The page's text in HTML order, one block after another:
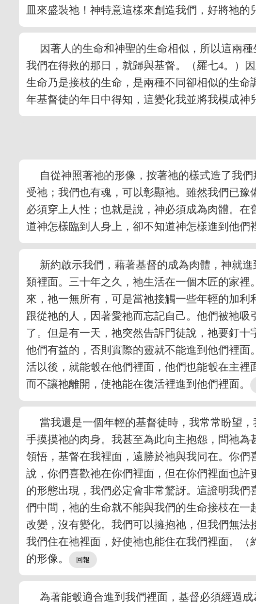
皿來盛裝祂！神特意這樣來創造我們，好將祂的
因著人的生命和神聖的生命相似，所以這兩
我們在得救的那日，就歸與基督。（羅七4。）
生命乃是接枝的生命，是兩種不同卻相似的生
年基督徒的年日中得知，這變化我並將我模成神
自從神照著祂的形像，按著祂的樣式造了我
受祂；我們也有魂，可以彰顯祂。雖然我們已
必須穿上人性；也就是說，神必須成為肉體。
道神怎樣臨到人身上，卻不知道神怎樣進到他們
新約啟示我們，藉著基督的成為肉體，神就
類裡面。三十年之久，祂生活在一個木匠的家
來，祂一無所有，可是當祂接觸一些年輕的加
跟從祂的人，因著愛祂而忘記自己。他們被祂
了。但是有一天，祂突然告訴門徒說，祂要釘
他們有益的，否則實際的靈就不能進到他們裡
活以後，就能彀在他們裡面，他們也能彀在主裡
而不讓祂離開，使祂能在復活裡進到他們裡面。
當我還是一個年輕的基督徒時，我常常盼望
手摸摸祂的肉身。我甚至為此向主抱怨，問祂
領悟，基督在我裡面，遠勝於祂與我同在。你
說，你們喜歡祂在你們裡面，但在你們裡面也
的形態出現，我們必定會非常驚訝。這證明我
們中間，祂的生命就不能與我們的生命接枝在
改變，沒有變化。我們可以擁抱祂，但我們無
我們住在祂裡面，好使祂也能住在我們裡面。
的形像。
為著能彀適合進到我們裡面，基督必須經過